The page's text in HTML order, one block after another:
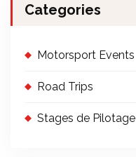
Categories
Motorsport Events
Road Trips
Stages de Pilotage